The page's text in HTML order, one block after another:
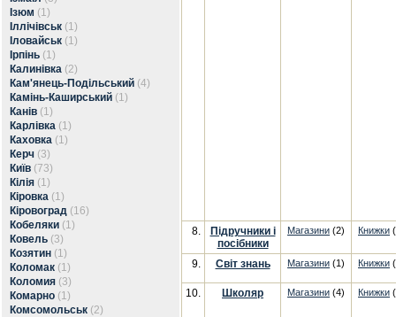
Ізюм (1)
Іллічівськ (1)
Іловайськ (1)
Ірпінь (1)
Калинівка (2)
Кам'янець-Подільський (4)
Камінь-Каширський (1)
Канів (1)
Карлівка (1)
Каховка (1)
Керч (3)
Київ (73)
Кілія (1)
Кіровка (1)
Кіровоград (16)
Кобеляки (1)
Ковель (3)
Козятин (1)
Коломак (1)
Коломия (3)
Комарно (1)
Комсомольськ (2)
8.
Підручники і
посібники
Магазини (2) Книжки
9. Світ знань Магазини (1) Книжки
10. Школяр Магазини (4) Книжки